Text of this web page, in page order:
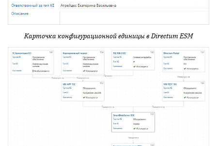
Карточка конфигурационной единицы вDirectumESM